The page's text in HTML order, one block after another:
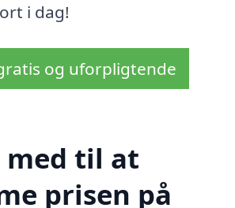
i dag!
og uforpligtende
med til at
prisen på